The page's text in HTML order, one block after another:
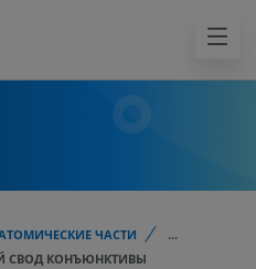
ЧАСТИ
...
СВОД КОНЪЮНКТИВЫ